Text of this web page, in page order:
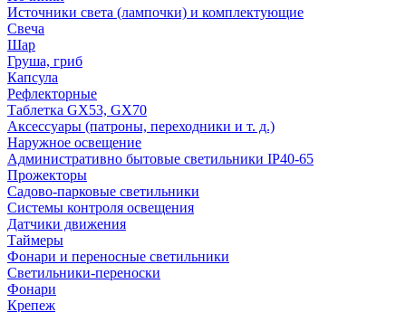
Источники света (лампочки) и комплектующие
Свеча
Шар
Груша, гриб
Капсула
Рефлекторные
Таблетка GX53, GX70
Аксессуары (патроны, переходники и т. д.)
Наружное освещение
Административно бытовые светильники IP40-65
Прожекторы
Садово-парковые светильники
Системы контроля освещения
Датчики движения
Таймеры
Фонари и переносные светильники
Светильники-переноски
Фонари
Крепеж